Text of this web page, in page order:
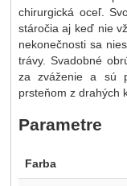
chirurgická oceľ.
stáročia aj keď nie
nekonečnosti sa
trávy. Svadobné
za zváženie a sú
prsteňom z drahých
Parametre
Farba